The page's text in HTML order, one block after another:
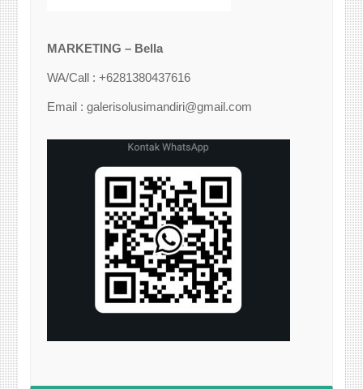
MARKETING – Bella
WA/Call : +6281380437616
Email : galerisolusimandiri@gmail.com